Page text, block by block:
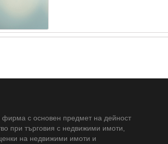
фирма с основен предмет на дейност
при търговия с недвижими имоти,
на недвижими имоти и